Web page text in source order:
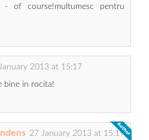
- of course!multumesc pentru
2013 at 15:17
bine in rocita!
27 January 2013 at 15:19